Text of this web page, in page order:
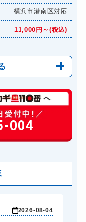
横浜市港南区対応
11,000円～(税込)
6,600円～(税込)
14,300円～(税込)
14,300円～(税込)
8,800円～(税込)
004
2026-08-04